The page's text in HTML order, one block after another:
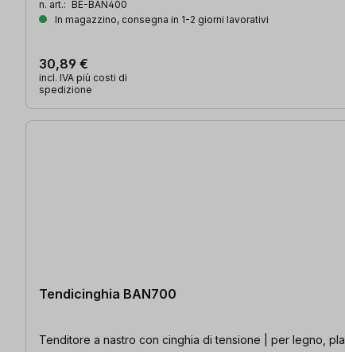
n. art.: BE-BAN400
In magazzino, consegna in 1-2 giorni lavorativi
30,89 €
incl. IVA più costi di
spedizione
Tendicinghia BAN700
Tenditore a nastro con cinghia di tensione | per legno,